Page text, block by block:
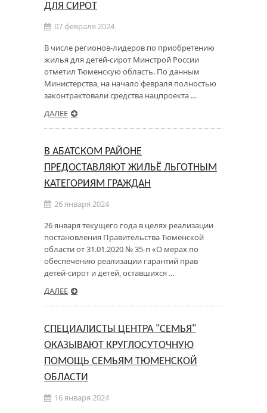
ДЛЯ СИРОТ
07 февраля 2024
В числе регионов-лидеров по приобретению
жилья для детей-сирот Минстрой России
отметил Тюменскую область. По данным
Министерства, на начало февраля полностью
законтрактовали средства нацпроекта …
ДАЛЕЕ
В АБАТСКОМ РАЙОНЕ
ПРЕДОСТАВЛЯЮТ ЖИЛЬЁ ЛЬГОТНЫМ
КАТЕГОРИЯМ ГРАЖДАН
26 января 2024
26 января текущего года в целях реализации
постановления Правительства Тюменской
области от 31.01.2020 № 35-п «О мерах по
обеспечению реализации гарантий прав
детей-сирот и детей, оставшихся …
ДАЛЕЕ
СПЕЦИАЛИСТЫ ЦЕНТРА "СЕМЬЯ"
ОКАЗЫВАЮТ КРУГЛОСУТОЧНУЮ
ПОМОЩЬ СЕМЬЯМ ТЮМЕНСКОЙ
ОБЛАСТИ
16 января 2024